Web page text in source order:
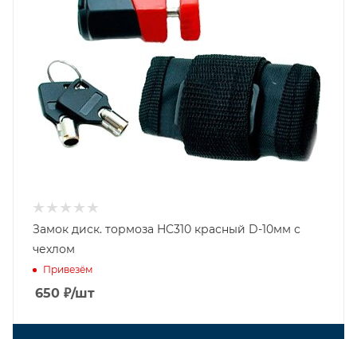
Замок диск. тормоза HC310 красный D-10мм с
чехлом
Привезём
650 ₽/шт